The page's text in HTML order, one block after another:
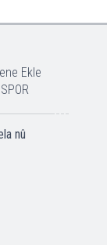
Ekle
SPOR
nû